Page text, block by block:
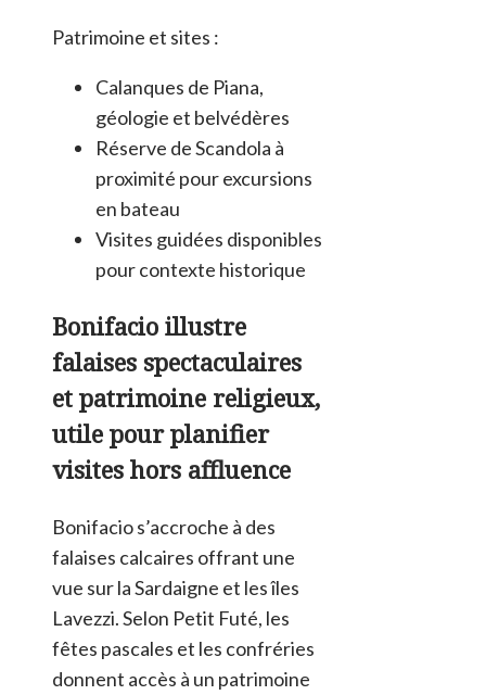
Patrimoine et sites :
Calanques de Piana,
géologie et belvédères
Réserve de Scandola à
proximité pour excursions
en bateau
Visites guidées disponibles
pour contexte historique
Bonifacio illustre
falaises spectaculaires
et patrimoine religieux,
utile pour planifier
visites hors affluence
Bonifacio s’accroche à des
falaises calcaires offrant une
vue sur la Sardaigne et les îles
Lavezzi. Selon Petit Futé, les
fêtes pascales et les confréries
donnent accès à un patrimoine